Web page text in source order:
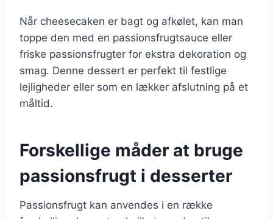
Når cheesecaken er bagt og afkølet, kan man
toppe den med en passionsfrugtsauce eller
friske passionsfrugter for ekstra dekoration og
smag. Denne dessert er perfekt til festlige
lejligheder eller som en lækker afslutning på et
måltid.
Forskellige måder at bruge
passionsfrugt i desserter
Passionsfrugt kan anvendes i en række